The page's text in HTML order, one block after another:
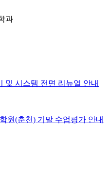
과
및 시스템 전면 리뉴얼 안내
원(춘천) 기말 수업평가 안내